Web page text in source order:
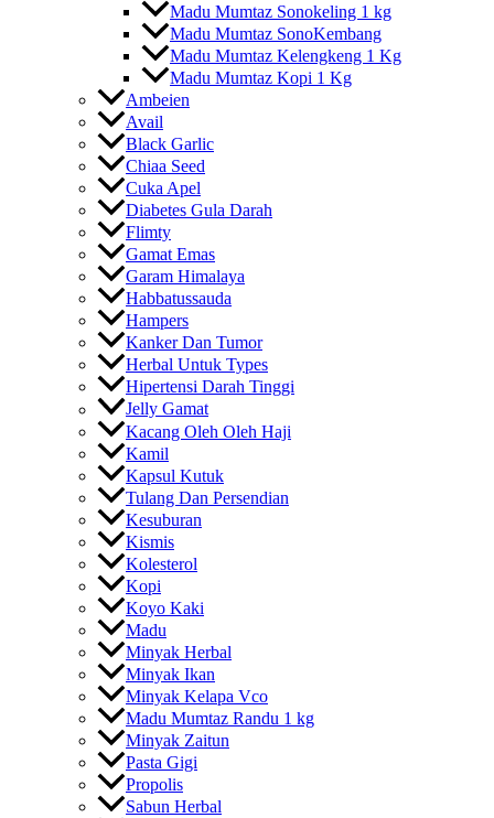
Madu Mumtaz Sonokeling 1 kg
Madu Mumtaz SonoKembang
Madu Mumtaz Kelengkeng 1 Kg
Madu Mumtaz Kopi 1 Kg
Ambeien
Avail
Black Garlic
Chiaa Seed
Cuka Apel
Diabetes Gula Darah
Flimty
Gamat Emas
Garam Himalaya
Habbatussauda
Hampers
Kanker Dan Tumor
Herbal Untuk Types
Hipertensi Darah Tinggi
Jelly Gamat
Kacang Oleh Oleh Haji
Kamil
Kapsul Kutuk
Tulang Dan Persendian
Kesuburan
Kismis
Kolesterol
Kopi
Koyo Kaki
Madu
Minyak Herbal
Minyak Ikan
Minyak Kelapa Vco
Madu Mumtaz Randu 1 kg
Minyak Zaitun
Pasta Gigi
Propolis
Sabun Herbal